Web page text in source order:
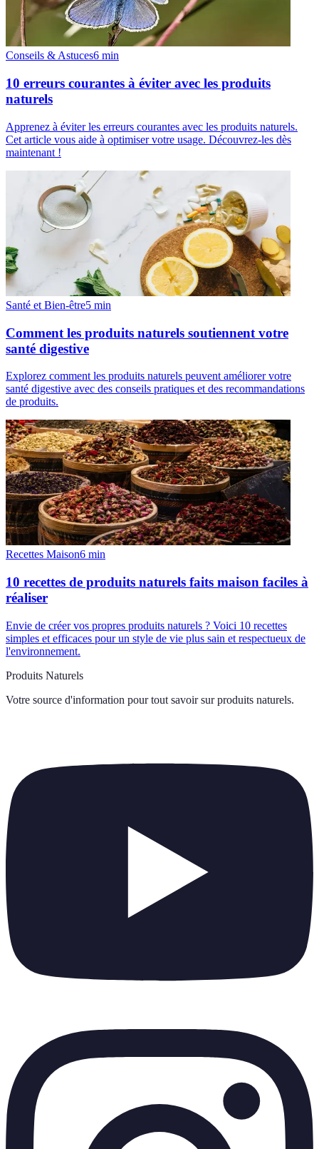
Conseils & Astuces6 min
10 erreurs courantes à éviter avec les produits
naturels
Apprenez à éviter les erreurs courantes avec les produits naturels.
Cet article vous aide à optimiser votre usage. Découvrez-les dès
maintenant !
Santé et Bien-être5 min
Comment les produits naturels soutiennent votre
santé digestive
Explorez comment les produits naturels peuvent améliorer votre
santé digestive avec des conseils pratiques et des recommandations
de produits.
Recettes Maison6 min
10 recettes de produits naturels faits maison faciles à
réaliser
Envie de créer vos propres produits naturels ? Voici 10 recettes
simples et efficaces pour un style de vie plus sain et respectueux de
l'environnement.
Produits Naturels
Votre source d'information pour tout savoir sur produits naturels.